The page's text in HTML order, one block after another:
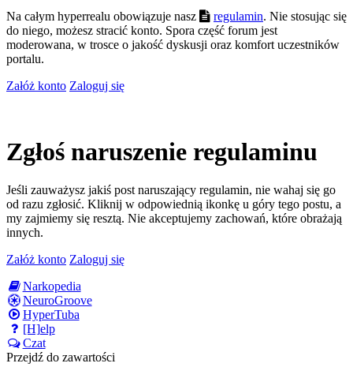
Na całym hyperrealu obowiązuje nasz regulamin. Nie stosując się
do niego, możesz stracić konto. Spora część forum jest
moderowana, w trosce o jakość dyskusji oraz komfort uczestników
portalu.
Załóż konto Zaloguj się
Zgłoś naruszenie regulaminu
Jeśli zauważysz jakiś post naruszający regulamin, nie wahaj się go
od razu zgłosić. Kliknij w odpowiednią ikonkę u góry tego postu, a
my zajmiemy się resztą. Nie akceptujemy zachowań, które obrażają
innych.
Załóż konto Zaloguj się
Narkopedia
NeuroGroove
HyperTuba
[H]elp
Czat
Przejdź do zawartości